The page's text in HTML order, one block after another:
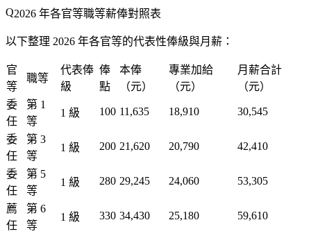
2026 年各官等職等薪俸對照表
以下整理 2026 年各官等的代表性俸級與月薪：
官
等
職等
代表俸
級
俸
點
本俸
（元）
專業加給
（元）
月薪合計
（元）
委
任
第 1
等
1 級 100 11,635 18,910 30,545
委
任
第 3
等
1 級 200 21,620 20,790 42,410
委
任
第 5
等
1 級 280 29,245 24,060 53,305
薦
任
第 6
等
1 級 330 34,430 25,180 59,610